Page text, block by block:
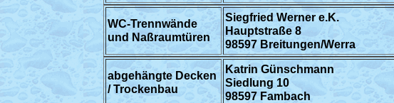
WC-Trennwände
und Naßraumtüren
Siegfried Werner e.K.
Hauptstraße 8
98597 Breitungen/Werra
abgehängte Decken
/ Trockenbau
Katrin Günschmann
Siedlung 10
98597 Fambach